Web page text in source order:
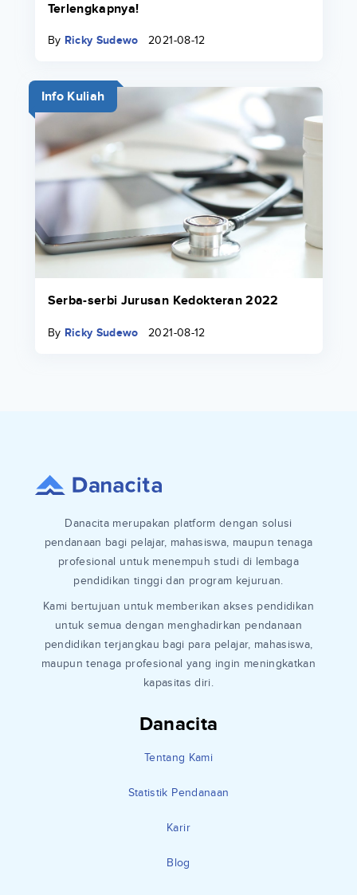
Terlengkapnya!
By Ricky Sudewo 2021-08-12
Info Kuliah
Serba-serbi Jurusan Kedokteran 2022
By Ricky Sudewo 2021-08-12
Danacita
Tentang Kami
Statistik Pendanaan
Karir
Blog
Danacita merupakan platform dengan solusi
pendanaan bagi pelajar, mahasiswa, maupun tenaga
profesional untuk menempuh studi di lembaga
pendidikan tinggi dan program kejuruan.
Kami bertujuan untuk memberikan akses pendidikan
untuk semua dengan menghadirkan pendanaan
pendidikan terjangkau bagi para pelajar, mahasiswa,
maupun tenaga profesional yang ingin meningkatkan
kapasitas diri.